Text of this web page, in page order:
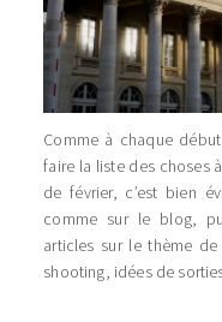
Comme à chaque
faire la liste des choses
de février, c’est bien
comme sur le blog,
articles sur le thème de
shooting, idées de